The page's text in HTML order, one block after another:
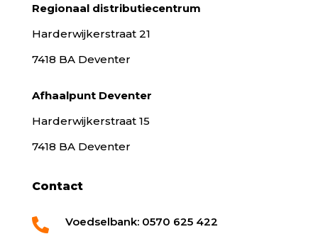
Regionaal distributiecentrum
Harderwijkerstraat 21
7418 BA Deventer
Afhaalpunt Deventer
Harderwijkerstraat 15
7418 BA Deventer
Contact
 Voedselbank: 0570 625 422